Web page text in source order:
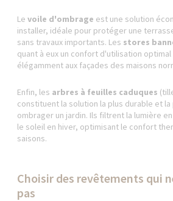
Levoile d'ombrage est une solution
installer, idéale pour protéger une
sans travaux importants. Les stores
quant à eux un confort d'utilisation
élégamment aux façades des maisons
Enfin, les arbres à feuilles caduques
constituent la solution la plus durable et
ombrager un jardin. Ils filtrent la lumière
le soleil en hiver, optimisant le confort
saisons.
Choisir des revêtements qui
pas